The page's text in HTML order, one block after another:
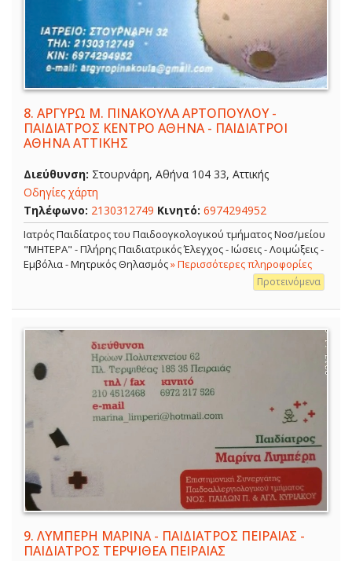
8. ΑΡΓΥΡΩ Μ. ΠΙΝΑΚΟΥΛΑ ΑΡΤΟΠΟΥΛΟΥ -
ΠΑΙΔΙΑΤΡΟΣ ΚΕΝΤΡΟ ΑΘΗΝΑ - ΠΑΙΔΙΑΤΡΟΙ
ΑΘΗΝΑ ΑΤΤΙΚΗΣ
Διεύθυνση: Στουρνάρη, Αθήνα 104 33, Αττικής
Οδηγίες χάρτη
Τηλέφωνο: 2130312749 Κινητό: 6974294952
Ιατρός Παιδίατρος του Παιδοογκολογικού τμήματος Νοσ/μείου
"ΜΗΤΕΡΑ" - Πλήρης Παιδιατρικός Έλεγχος - Ιώσεις - Λοιμώξεις -
Εμβόλια - Μητρικός Θηλασμός» Περισσότερες πληροφορίες
Προτεινόμενα
9. ΛΥΜΠΕΡΗ ΜΑΡΙΝΑ - ΠΑΙΔΙΑΤΡΟΣ ΠΕΙΡΑΙΑΣ -
ΠΑΙΔΙΑΤΡΟΣ ΤΕΡΨΙΘΕΑ ΠΕΙΡΑΙΑΣ